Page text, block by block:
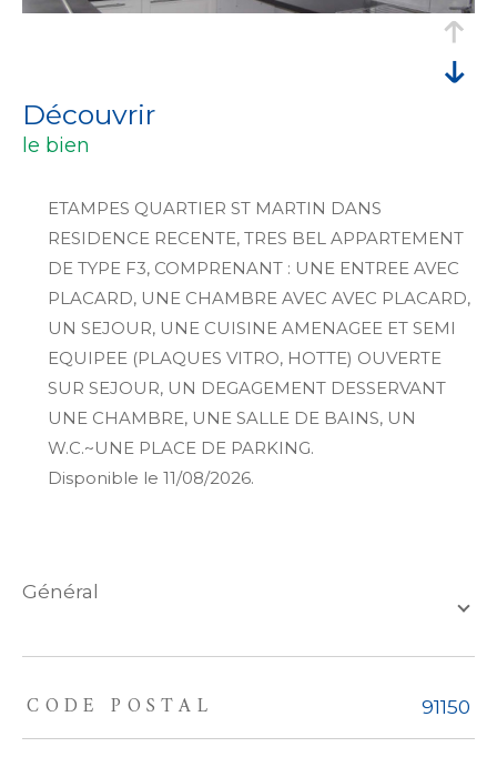
découvrir
le bien
ETAMPES QUARTIER ST MARTIN DANS
RESIDENCE RECENTE, TRES BEL APPARTEMENT
DE TYPE F3, COMPRENANT : UNE ENTREE AVEC
PLACARD, UNE CHAMBRE AVEC AVEC PLACARD,
UN SEJOUR, UNE CUISINE AMENAGEE ET SEMI
EQUIPEE (PLAQUES VITRO, HOTTE) OUVERTE
SUR SEJOUR, UN DEGAGEMENT DESSERVANT
UNE CHAMBRE, UNE SALLE DE BAINS, UN
W.C.~UNE PLACE DE PARKING.
Disponible le 11/08/2026.
général
TRAD_ZEPHYR_Caracteristique TRAD_ZEPHYR_Valeurs
CODE POSTAL 91150